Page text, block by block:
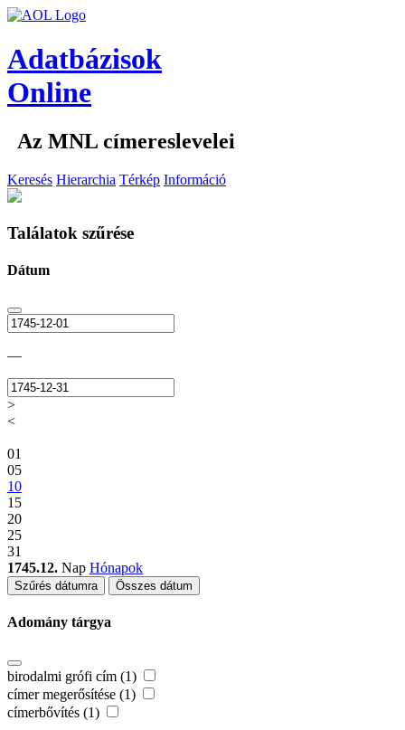
Adatbázisok
Online
Az MNL címereslevelei
Keresés Hierarchia Térkép Információ
Találatok szűrése
Dátum
—
>
<
01
05
10
15
20
25
31
1745.12. Nap Hónapok
Szűrés dátumra Összes dátum
Adomány tárgya
birodalmi grófi cím (1)
címer megerősítése (1)
címerbővítés (1)